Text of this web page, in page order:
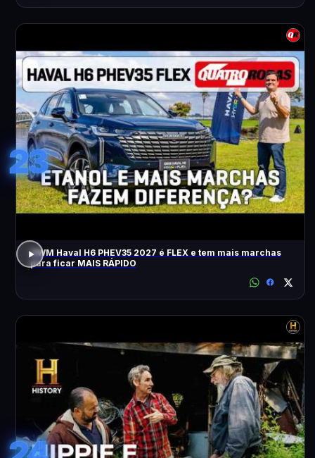
23
GWM Haval H6 PHEV35 2027 é FLEX e tem mais marchas
para ficar MAIS RÁPIDO